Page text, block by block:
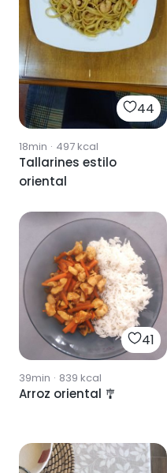
44
18min · 497kcal
Tallarines estilo
oriental
41
39min · 839 kcal
Arroz oriental 🎐